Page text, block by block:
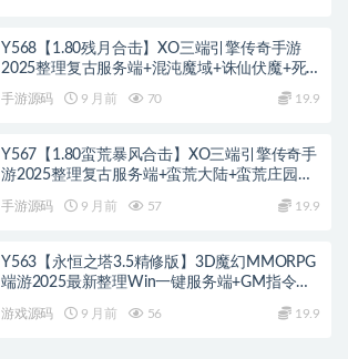
Y568【1.80残月合击】XO三端引擎传奇手游
2025整理复古服务端+混沌魔域+诛仙伏魔+死
手游源码 9 月前 70 19.9
Y567【1.80蛮荒暴风合击】XO三端引擎传奇手
游2025整理复古服务端+蛮荒大陆+蛮荒庄园
手游源码 9 月前 57 19.9
Y563【永恒之塔3.5精修版】3D魔幻MMORPG
端游2025最新整理Win一键服务端+GM指令
游戏源码 9 月前 56 19.9